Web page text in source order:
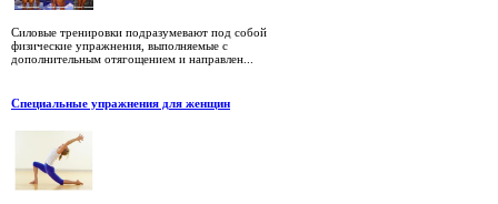
Силовые тренировки подразумевают под собой
физические упражнения, выполняемые с
дополнительным отягощением и направлен...
Специальные упражнения для женщин